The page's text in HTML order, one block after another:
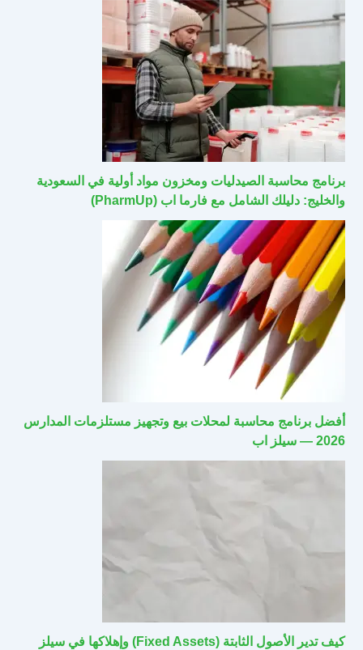
برنامج محاسبة الصيدليات ومخزون مواد أولية في السعودية
والخليج: دليلك الشامل مع فارما اب (PharmUp)
أفضل برنامج محاسبة لمحلات بيع وتجهيز مستلزمات المدارس
2026 — سيلز اب
كيف تدير الأصول الثابتة (Fixed Assets) وإهلاكها في سيلز